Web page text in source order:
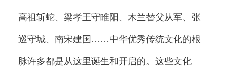
高祖斩蛇、梁孝王守睢阳、木兰替父从军、张
巡守城、南宋建国……中华优秀传统文化的根
脉许多都是从这里诞生和开启的。这些文化